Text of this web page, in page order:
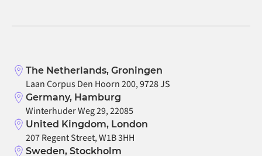
The Netherlands, Groningen
Laan Corpus Den Hoorn 200, 9728 JS
Germany, Hamburg
Winterhuder Weg 29, 22085
United Kingdom, London
207 Regent Street, W1B 3HH
Sweden, Stockholm